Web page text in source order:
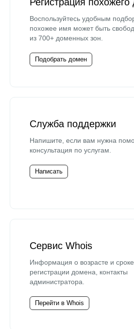
Воспользуйтесь удобным
похожее имя может быть
из 700+ доменных зон.
Подобрать домен
Служба поддержки
Напишите, если вам нужна
консультация по услугам.
Написать
Сервис Whois
Информация о возрасте и сроке
регистрации домена, контакты
администратора.
Перейти в Whois